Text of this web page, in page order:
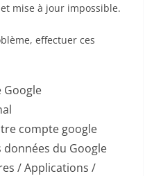
mise à jour impossible.
effectuer ces
Google
compte google
données du Google
/ Applications /